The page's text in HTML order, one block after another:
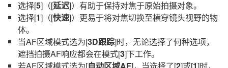
选择[5]（[延迟]）有助于保持对焦于原始拍摄对象。
选择[1]（[快速]）更易于将对焦切换至横穿镜头视野的物
体。
当AF区域模式选为[3D跟踪]时，无论选择了何种选项，
遮挡拍摄AF响应都会在模式[3]下工作。
若AF区域模式选为[自动区域AF]，当选择了[2]或[1]时，